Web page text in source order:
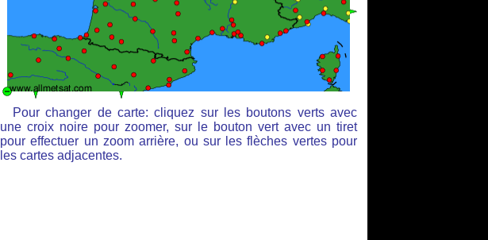
Pour changer de carte: cliquez sur les boutons verts avec
une croix noire pour zoomer, sur le bouton vert avec un tiret
pour effectuer un zoom arrière, ou sur les flèches vertes pour
les cartes adjacentes.